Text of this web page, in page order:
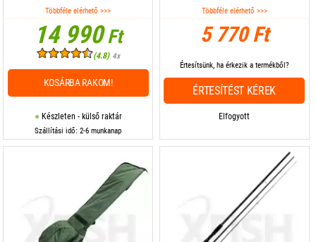
Többféle elérhető >>>
14 990Ft
(4.8) 4x
Készleten - külső raktár
Szállítási idő: 2-6 munkanap
KOSÁRBA RAKOM!
Többféle elérhető >>>
5 770 Ft
Elfogyott
Értesítsünk, ha érkezik a termékből?
ÉRTESÍTÉST KÉREK